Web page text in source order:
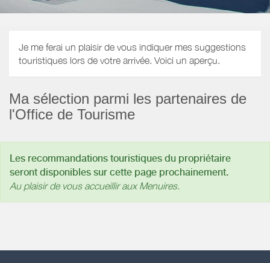
Je me ferai un plaisir de vous indiquer mes suggestions
touristiques lors de votre arrivée. Voici un aperçu.
Ma sélection parmi les partenaires de
l'Office de Tourisme
Les recommandations touristiques du propriétaire
seront disponibles sur cette page prochainement.
Au plaisir de vous accueillir aux Menuires.